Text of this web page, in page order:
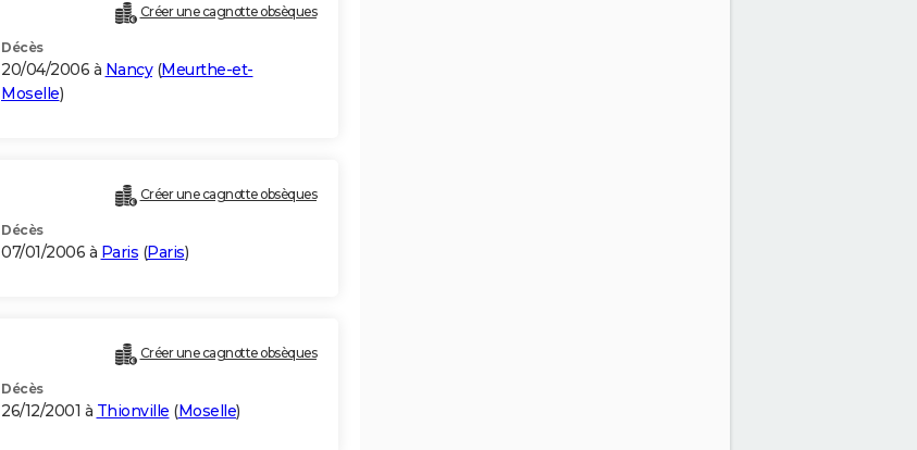
Créer une cagnotte obsèques
Décès
20/04/2006 à Nancy(Meurthe-et-
Moselle)
Créer une cagnotte obsèques
Décès
07/01/2006 à Paris (Paris)
Créer une cagnotte obsèques
Décès
26/12/2001 à Thionville (Moselle)